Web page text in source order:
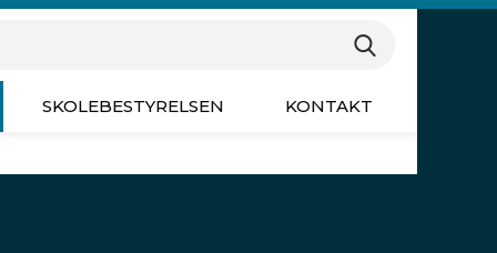
Søg
SKOLEBESTYRELSEN KONTAKT